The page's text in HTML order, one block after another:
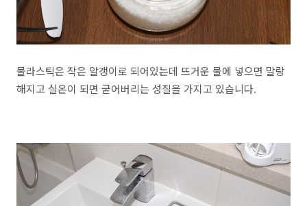
물라스틱은 작은 알갱이로 되어있는데 뜨거운 물에 넣으면 말랑
해지고 실온이 되면 굳어버리는 성질을 가지고 있습니다.